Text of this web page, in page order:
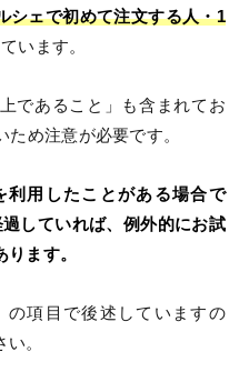
シェで初めて注文する人・1
います。
であること」も含まれてお
ため注意が必要です。
利用したことがある場合で
していれば、例外的にお試
ます。
の項目で後述していますの
。